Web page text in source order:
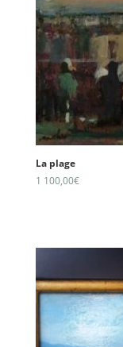
La plage
1 100,00€